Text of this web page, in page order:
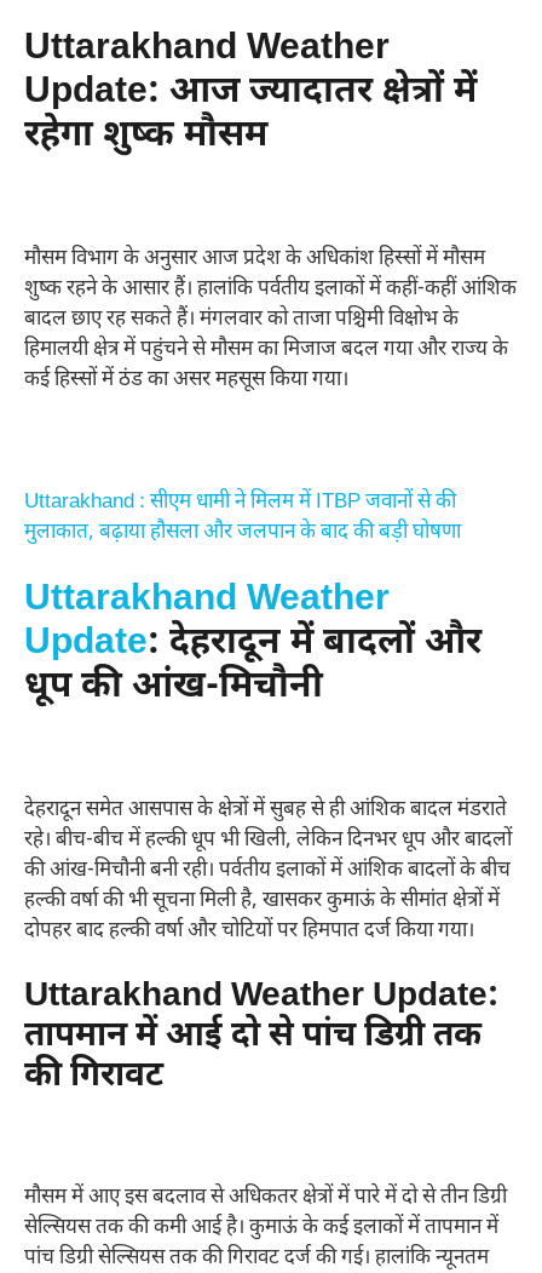
Uttarakhand Weather
Update: आज ज्यादातर क्षेत्रों में
रहेगा शुष्क मौसम
मौसम विभाग के अनुसार आज प्रदेश के अधिकांश हिस्सों में मौसम
शुष्क रहने के आसार हैं। हालांकि पर्वतीय इलाकों में कहीं-कहीं आंशिक
बादल छाए रह सकते हैं। मंगलवार को ताजा पश्चिमी विक्षोभ के
हिमालयी क्षेत्र में पहुंचने से मौसम का मिजाज बदल गया और राज्य के
कई हिस्सों में ठंड का असर महसूस किया गया।
Uttarakhand : सीएम धामी ने मिलम में ITBP जवानों से की
मुलाकात, बढ़ाया हौसला और जलपान के बाद की बड़ी घोषणा
Uttarakhand Weather
Update: देहरादून में बादलों और
धूप की आंख-मिचौनी
देहरादून समेत आसपास के क्षेत्रों में सुबह से ही आंशिक बादल मंडराते
रहे। बीच-बीच में हल्की धूप भी खिली, लेकिन दिनभर धूप और बादलों
की आंख-मिचौनी बनी रही। पर्वतीय इलाकों में आंशिक बादलों के बीच
हल्की वर्षा की भी सूचना मिली है, खासकर कुमाऊं के सीमांत क्षेत्रों में
दोपहर बाद हल्की वर्षा और चोटियों पर हिमपात दर्ज किया गया।
Uttarakhand Weather Update:
तापमान में आई दो से पांच डिग्री तक
की गिरावट
मौसम में आए इस बदलाव से अधिकतर क्षेत्रों में पारे में दो से तीन डिग्री
सेल्सियस तक की कमी आई है। कुमाऊं के कई इलाकों में तापमान में
पांच डिग्री सेल्सियस तक की गिरावट दर्ज की गई। हालांकि न्यूनतम